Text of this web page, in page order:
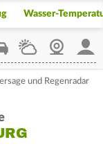
Wasser-
WetterWebcam
und Regenradar